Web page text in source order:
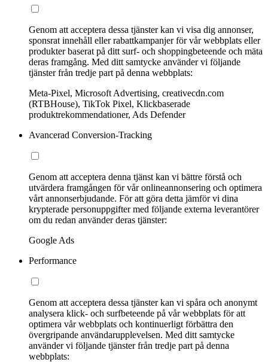
Genom att acceptera dessa tjänster kan vi visa dig annonser,
sponsrat innehåll eller rabattkampanjer för vår webbplats eller
produkter baserat på ditt surf- och shoppingbeteende och mäta
deras framgång. Med ditt samtycke använder vi följande
tjänster från tredje part på denna webbplats:
Meta-Pixel, Microsoft Advertising, creativecdn.com
(RTBHouse), TikTok Pixel, Klickbaserade
produktrekommendationer, Ads Defender
Avancerad Conversion-Tracking
Genom att acceptera denna tjänst kan vi bättre förstå och
utvärdera framgången för vår onlineannonsering och optimera
vårt annonserbjudande. För att göra detta jämför vi dina
krypterade personuppgifter med följande externa leverantörer
om du redan använder deras tjänster:
Google Ads
Performance
Genom att acceptera dessa tjänster kan vi spåra och anonymt
analysera klick- och surfbeteende på vår webbplats för att
optimera vår webbplats och kontinuerligt förbättra den
övergripande användarupplevelsen. Med ditt samtycke
använder vi följande tjänster från tredje part på denna
webbplats: